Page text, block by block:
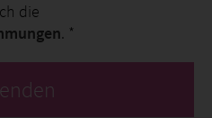
die
. *